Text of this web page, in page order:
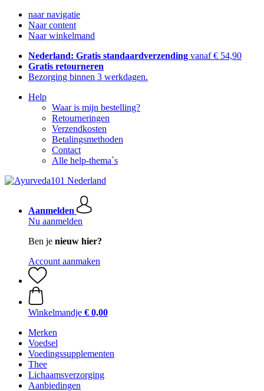
naar navigatie
Naar content
Naar winkelmand
Nederland: Gratis standaardverzending vanaf € 54,90
Gratis retourneren
Bezorging binnen 3 werkdagen.
Help
Waar is mijn bestelling?
Retourneringen
Verzendkosten
Betalingsmethoden
Contact
Alle help-thema`s
Aanmelden
Nu aanmelden
Ben je nieuw hier?
Account aanmaken
Winkelmandje € 0,00
Merken
Voedsel
Voedingssupplementen
Thee
Lichaamsverzorging
Aanbiedingen